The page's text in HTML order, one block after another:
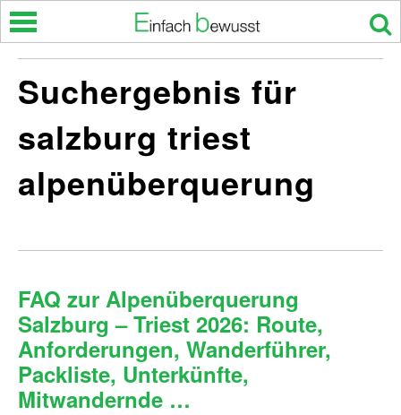
Skip
content
Suchergebnis für
salzburg triest
alpenüberquerung
FAQ zur Alpenüberquerung
Salzburg – Triest 2026: Route,
Anforderungen, Wanderführer,
Packliste, Unterkünfte,
Mitwandernde …